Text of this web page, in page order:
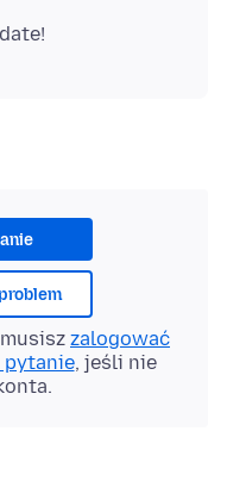
zalogować
pytanie, jeśli nie